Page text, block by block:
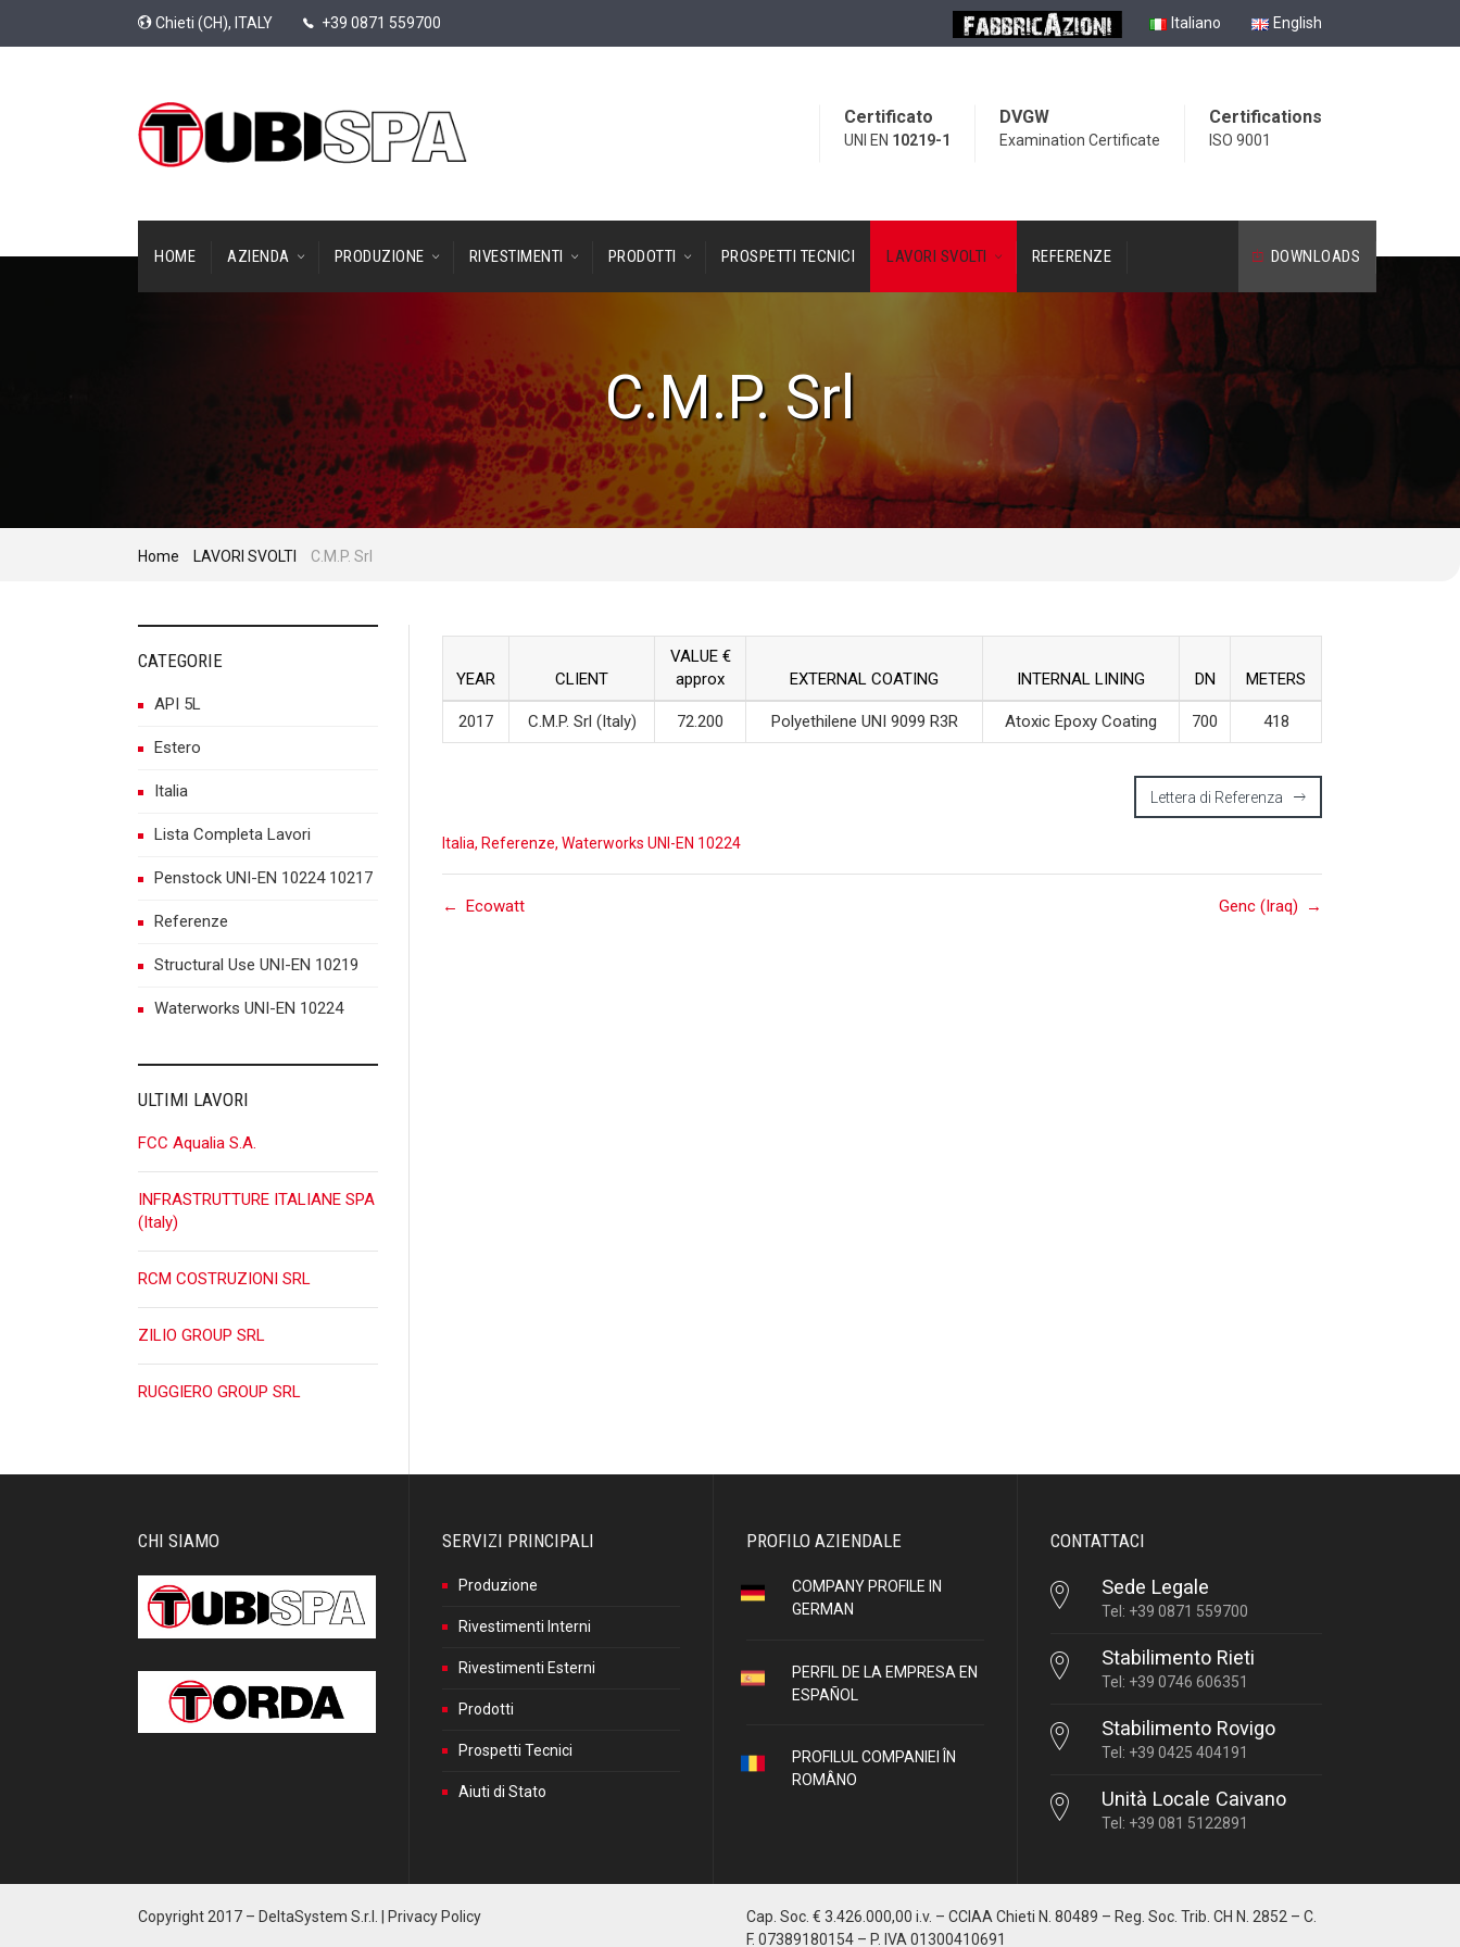
Chieti (CH), ITALY +39 0871 559700 Italiano English
Certifications
ISO 9001
DVGW
Examination Certificate
Certificato
UNI EN 10219-1
HOME AZIENDA PRODUZIONE RIVESTIMENTI PRODOTTI PROSPETTI TECNICI LAVORI SVOLTI REFERENZE DOWNLOADS
C.M.P. Srl
Home LAVORI SVOLTI C.M.P. Srl
YEAR CLIENT
VALUE €
approx
EXTERNAL COATING INTERNAL LINING DN METERS
2017 C.M.P. Srl (Italy) 72.200 Polyethilene UNI 9099 R3R Atoxic Epoxy Coating 700 418
Lettera di Referenza
Italia, Referenze, Waterworks UNI-EN 10224
Post
← Ecowatt Genc (Iraq) →
CATEGORIE
API 5L
Estero
Italia
Lista Completa Lavori
Penstock UNI-EN 10224 10217
Referenze
Structural Use UNI-EN 10219
Waterworks UNI-EN 10224
ULTIMI LAVORI
FCC Aqualia S.A.
INFRASTRUTTURE ITALIANE SPA
(Italy)
RCM COSTRUZIONI SRL
ZILIO GROUP SRL
RUGGIERO GROUP SRL
CHI SIAMO SERVIZI PRINCIPALI
Produzione
Rivestimenti Interni
Rivestimenti Esterni
Prodotti
Prospetti Tecnici
Aiuti di Stato
PROFILO AZIENDALE
COMPANY PROFILE IN
GERMAN
PERFIL DE LA EMPRESA EN
ESPAÑOL
PROFILUL COMPANIEI ÎN
ROMÂNO
CONTATTACI
Sede Legale
Tel: +39 0871 559700
Stabilimento Rieti
Tel: +39 0746 606351
Stabilimento Rovigo
Tel: +39 0425 404191
Unità Locale Caivano
Tel: +39 081 5122891
Copyright 2017 – DeltaSystem S.r.l. Privacy Policy
Cap. Soc. € 3.426.000,00 i.v. – CCIAA Chieti N. 80489 – Reg. Soc. Trib. CH N. 2852 – C.
F. 07389180154 – P. IVA 01300410691